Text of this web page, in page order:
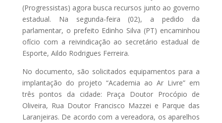
(Progressistas) agora busca recursos junto ao governo
estadual. Na segunda-feira (02), a pedido da
parlamentar, o prefeito Edinho Silva (PT) encaminhou
ofício com a reivindicação ao secretário estadual de
Esporte, Aildo Rodrigues Ferreira.
No documento, são solicitados equipamentos para a
implantação do projeto “Academia ao Ar Livre” em
três pontos da cidade: Praça Doutor Procópio de
Oliveira, Rua Doutor Francisco Mazzei e Parque das
Laranjeiras. De acordo com a vereadora, os aparelhos